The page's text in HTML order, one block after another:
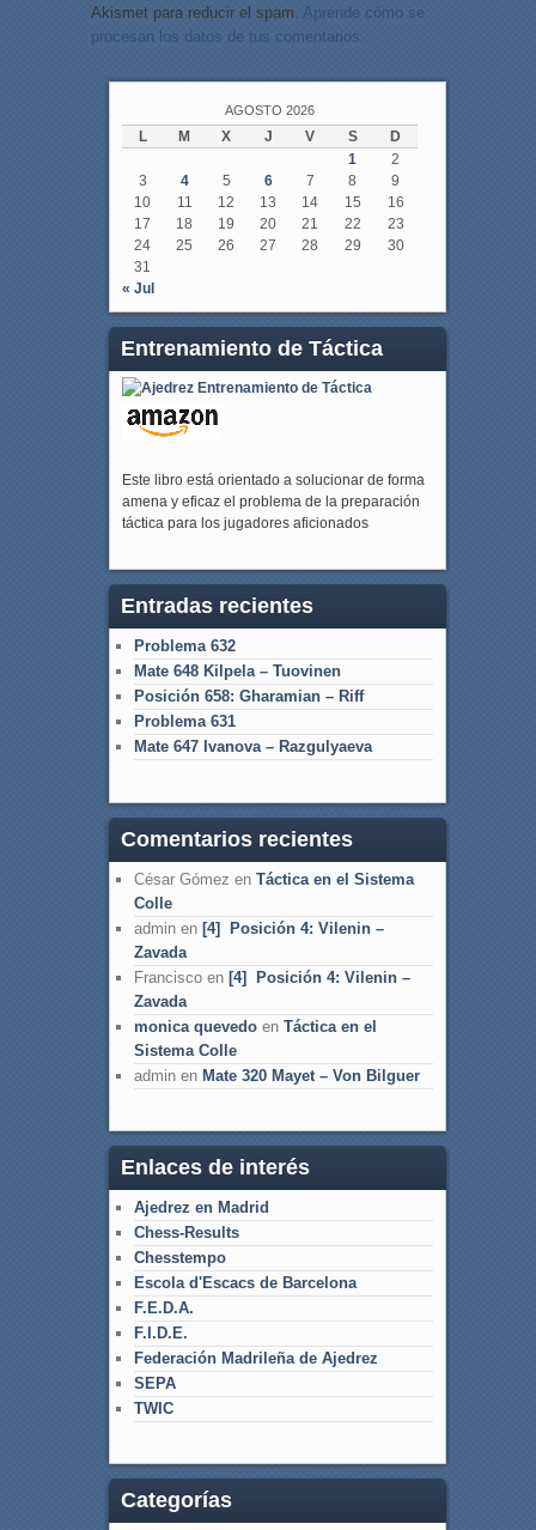
Akismet para reducir el spam. Aprende cómo se
procesan los datos de tus comentarios.
AGOSTO 2026
L M X J V S
D
1
2
3
4 5 6 7 8
9
10
11 12 13 14 15
16
17
18 19 20 21 22
23
24
25 26 27 28 29
30
31
« Jul
Entrenamiento de Táctica
Este libro está orientado a solucionar de forma
amena y eficaz el problema de la preparación
táctica para los jugadores aficionados
Entradas recientes
Problema 632
Mate 648 Kilpela – Tuovinen
Posición 658: Gharamian – Riff
Problema 631
Mate 647 Ivanova – Razgulyaeva
Comentarios recientes
César Gómez en Táctica en el Sistema
Colle
adminen [4] Posición 4: Vilenin –
Zavada
Franciscoen [4] Posición 4: Vilenin –
Zavada
monica quevedoen Táctica en el
Sistema Colle
adminen Mate 320 Mayet – Von Bilguer
Enlaces de interés
Ajedrez en Madrid
Chess-Results
Chesstempo
Escola d'Escacs de Barcelona
F.E.D.A.
F.I.D.E.
Federación Madrileña de Ajedrez
SEPA
TWIC
Categorías